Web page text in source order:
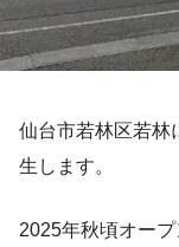
仙台市若林区若林
生します。
2025年秋頃オープ